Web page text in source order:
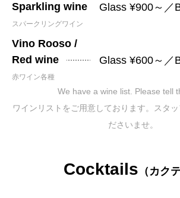
Sparkling wine Glass ¥900～／
スパークリングワイン
Vino Rooso /
Red wine
Glass ¥600～／
赤ワイン各種
We have a wine list. Please tell
ワインリストをご用意しております。スタ
ださいませ。
Cocktails （カク